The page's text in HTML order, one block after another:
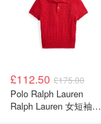
£112.50 £175.00
Polo Ralph Lauren
Ralph Lauren 女短袖衬